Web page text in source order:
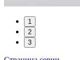
1
2
3